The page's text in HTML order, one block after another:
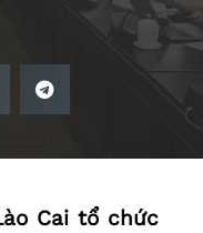
Cai tổ chức